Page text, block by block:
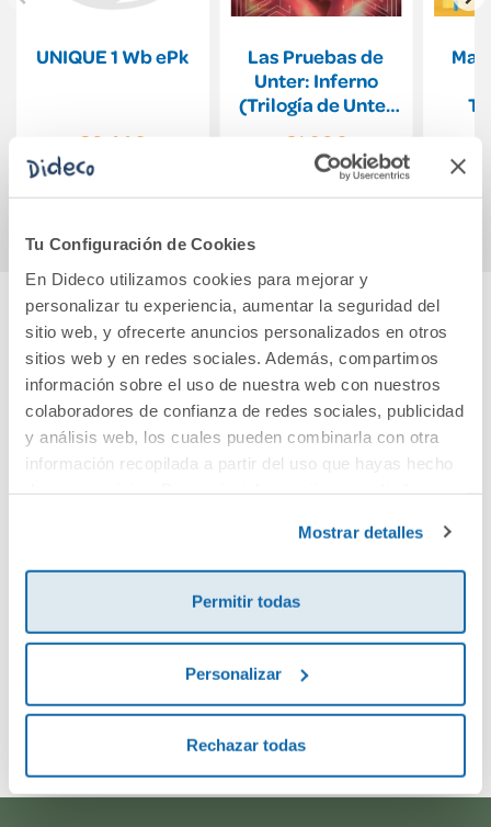
Tu Configuración de Cookies
En Dideco utilizamos cookies para mejorar y
personalizar tu experiencia, aumentar la seguridad del
sitio web, y ofrecerte anuncios personalizados en otros
sitios web y en redes sociales. Además, compartimos
información sobre el uso de nuestra web con nuestros
colaboradores de confianza de redes sociales, publicidad
y análisis web, los cuales pueden combinarla con otra
información recopilada a partir del uso que hayas hecho
Mostrar detalles
Permitir todas
Personalizar
Rechazar todas
UNIQUE 1 Wb ePk
30,44€
Las Pruebas de
Unter: Inferno
(Trilogía de Unter
21,90€
Comprar
Cuéntanos tu opinión
¡Sé el primero en valorar este producto!
Envía tu opinión